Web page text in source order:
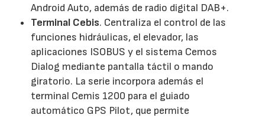
Android Auto, además de radio digital DAB+.
Terminal Cebis. Centraliza el control de las
funciones hidráulicas, el elevador, las
aplicaciones ISOBUS y el sistema Cemos
Dialog mediante pantalla táctil o mando
giratorio. La serie incorpora además el
terminal Cemis 1200 para el guiado
automático GPS Pilot, que permite